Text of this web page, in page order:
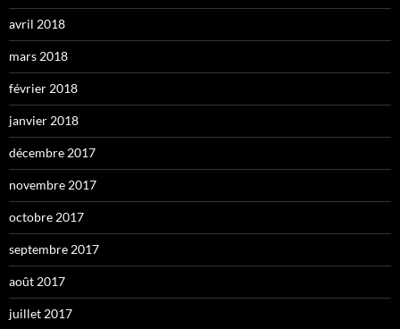
avril 2018
mars 2018
février 2018
janvier 2018
décembre 2017
novembre 2017
octobre 2017
septembre 2017
août 2017
juillet 2017